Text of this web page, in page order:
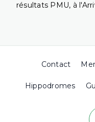
résultats PMU, à
Contact
Hippodromes